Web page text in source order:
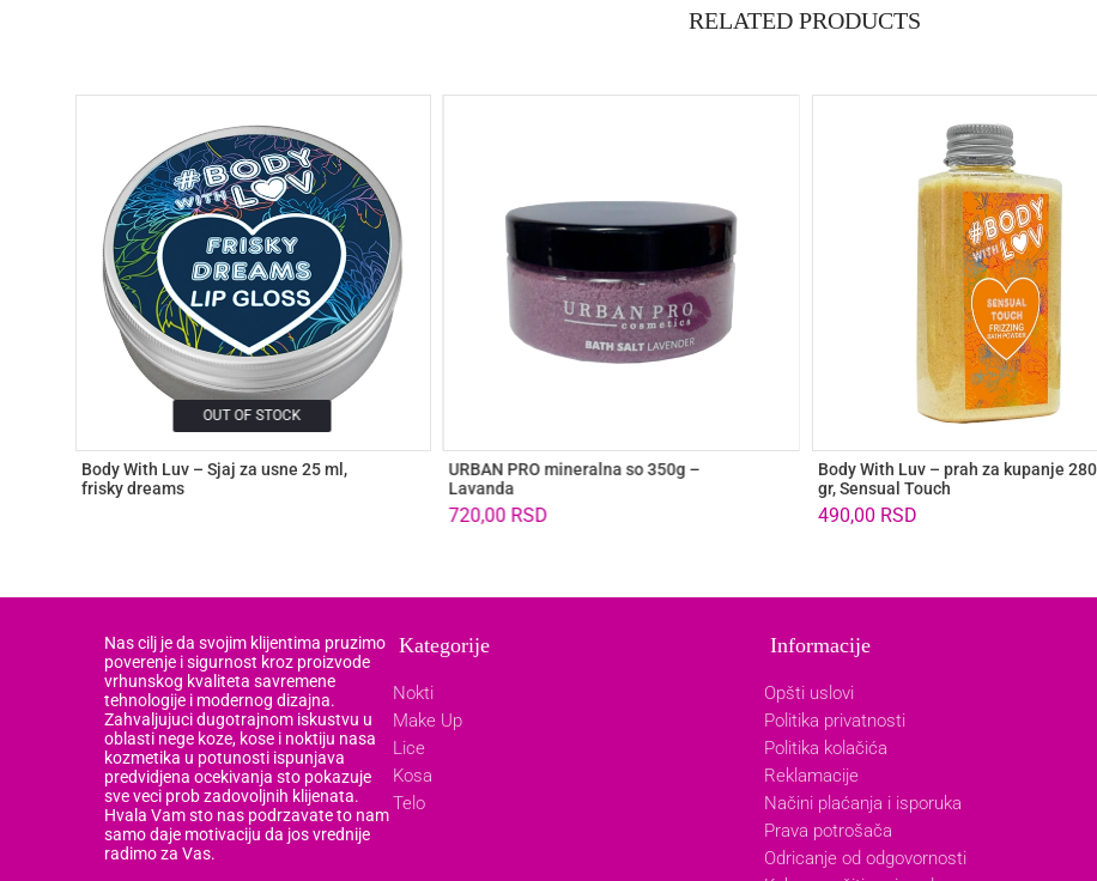
RELATED PRODUCTS
OUT OF STOCK
Body With Luv – Sjaj za usne 25 ml,
frisky dreams
URBAN PRO mineralna so 350g –
Lavanda
720,00 RSD
Body With Luv – prah za kupanje 280
gr, Sensual Touch
490,00 RSD
Nas cilj je da svojim klijentima pruzimo
poverenje i sigurnost kroz proizvode
vrhunskog kvaliteta savremene
tehnologije i modernog dizajna.
Zahvaljujuci dugotrajnom iskustvu u
oblasti nege koze, kose i noktiju nasa
kozmetika u potunosti ispunjava
predvidjena ocekivanja sto pokazuje
sve veci prob zadovoljnih klijenata.
Hvala Vam sto nas podrzavate to nam
samo daje motivaciju da jos vrednije
radimo za Vas.
Kategorije
Nokti
Make Up
Lice
Kosa
Telo
Informacije
Opšti uslovi
Politika privatnosti
Politika kolačića
Reklamacije
Načini plaćanja i isporuka
Prava potrošača
Odricanje od odgovornosti